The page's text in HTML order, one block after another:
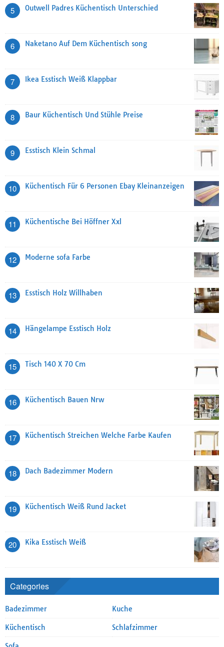
5 Outwell Padres Küchentisch Unterschied
6 Naketano Auf Dem Küchentisch song
7 Ikea Esstisch Weiß Klappbar
8 Baur Küchentisch Und Stühle Preise
9 Esstisch Klein Schmal
10 Küchentisch Für 6 Personen Ebay Kleinanzeigen
11 Küchentische Bei Höffner Xxl
12 Moderne sofa Farbe
13 Esstisch Holz Willhaben
14 Hängelampe Esstisch Holz
15 Tisch 140 X 70 Cm
16 Küchentisch Bauen Nrw
17 Küchentisch Streichen Welche Farbe Kaufen
18 Dach Badezimmer Modern
19 Küchentisch Weiß Rund Jacket
20 Kika Esstisch Weiß
Categories
Badezimmer Kuche
Küchentisch Schlafzimmer